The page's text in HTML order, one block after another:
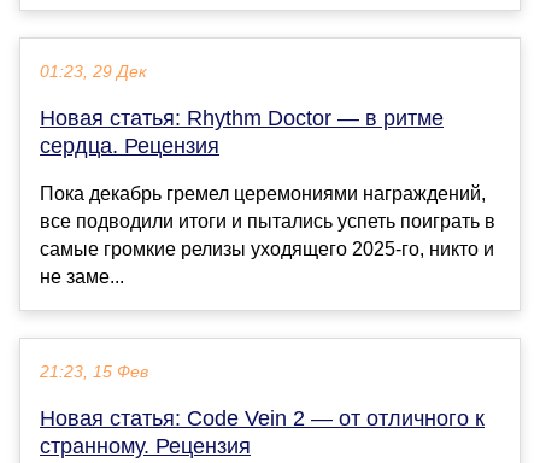
01:23, 29 Дек
Новая статья: Rhythm Doctor — в ритме
сердца. Рецензия
Пока декабрь гремел церемониями награждений,
все подводили итоги и пытались успеть поиграть в
самые громкие релизы уходящего 2025-го, никто и
не заме...
21:23, 15 Фев
Новая статья: Code Vein 2 — от отличного к
странному. Рецензия